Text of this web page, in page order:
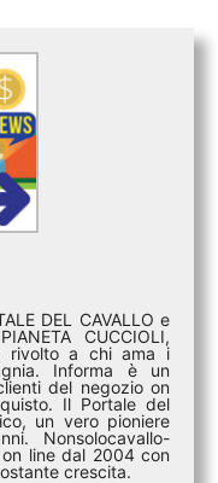
DEL CAVALLO e
CUCCIOLI,
rivolto a chi ama i
Informa è un
del negozio on
Il Portale del
un vero pioniere
Nonsolocavallo-
line dal 2004 con
crescita.